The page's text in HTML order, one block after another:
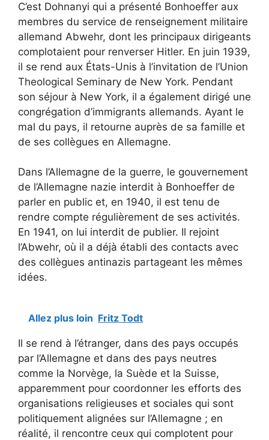
C’est Dohnanyi qui a présenté Bonhoeffer aux
membres du service de renseignement militaire
allemand Abwehr, dont les principaux dirigeants
complotaient pour renverser Hitler. En juin 1939,
il se rend aux États-Unis à l’invitation de l’Union
Theological Seminary de New York. Pendant
son séjour à New York, il a également dirigé une
congrégation d’immigrants allemands. Ayant le
mal du pays, il retourne auprès de sa famille et
de ses collègues en Allemagne.
Dans l’Allemagne de la guerre, le gouvernement
de l’Allemagne nazie interdit à Bonhoeffer de
parler en public et, en 1940, il est tenu de
rendre compte régulièrement de ses activités.
En 1941, on lui interdit de publier. Il rejoint
l’Abwehr, où il a déjà établi des contacts avec
des collègues antinazis partageant les mêmes
idées.
Allez plus loin Fritz Todt
Il se rend à l’étranger, dans des pays occupés
par l’Allemagne et dans des pays neutres
comme la Norvège, la Suède et la Suisse,
apparemment pour coordonner les efforts des
organisations religieuses et sociales qui sont
politiquement alignées sur l’Allemagne ; en
réalité, il rencontre ceux qui complotent pour